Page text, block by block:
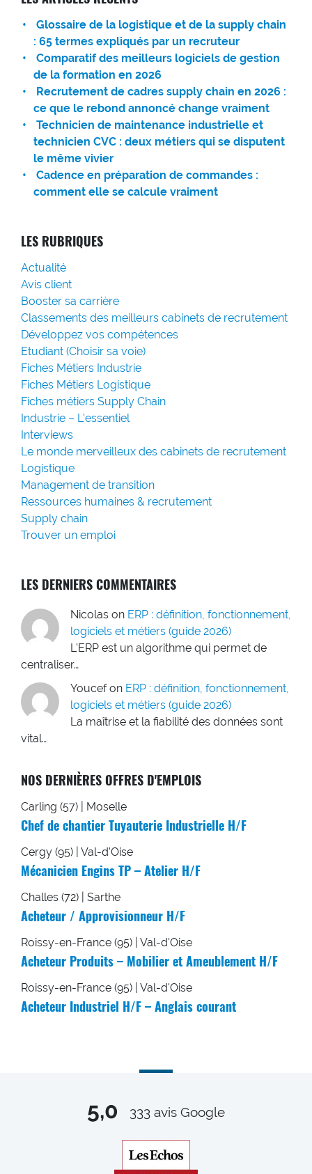
Glossaire de la logistique et de la supply chain
: 65 termes expliqués par un recruteur
Comparatif des meilleurs logiciels de gestion
de la formation en 2026
Recrutement de cadres supply chain en 2026 :
ce que le rebond annoncé change vraiment
Technicien de maintenance industrielle et
technicien CVC : deux métiers qui se disputent
le même vivier
Cadence en préparation de commandes :
comment elle se calcule vraiment
LES RUBRIQUES
Actualité
Avis client
Booster sa carrière
Classements des meilleurs cabinets de recrutement
Développez vos compétences
Etudiant (Choisir sa voie)
Fiches Métiers Industrie
Fiches Métiers Logistique
Fiches métiers Supply Chain
Industrie – L'essentiel
Interviews
Le monde merveilleux des cabinets de recrutement
Logistique
Management de transition
Ressources humaines & recrutement
Supply chain
Trouver un emploi
LES DERNIERS COMMENTAIRES
Nicolas on ERP : définition, fonctionnement,
logiciels et métiers (guide 2026)
L'ERP est un algorithme qui permet de
centraliser…
Youcef on ERP : définition, fonctionnement,
logiciels et métiers (guide 2026)
La maîtrise et la fiabilité des données sont
vital…
NOS DERNIÈRES OFFRES D'EMPLOIS
Carling (57) | Moselle
Chef de chantier Tuyauterie Industrielle H/F
Cergy (95) | Val-d'Oise
Mécanicien Engins TP – Atelier H/F
Challes (72) | Sarthe
Acheteur / Approvisionneur H/F
Roissy-en-France (95) | Val-d'Oise
Acheteur Produits – Mobilier et Ameublement H/F
Roissy-en-France (95) | Val-d'Oise
Acheteur Industriel H/F – Anglais courant
5,0 333 avis Google